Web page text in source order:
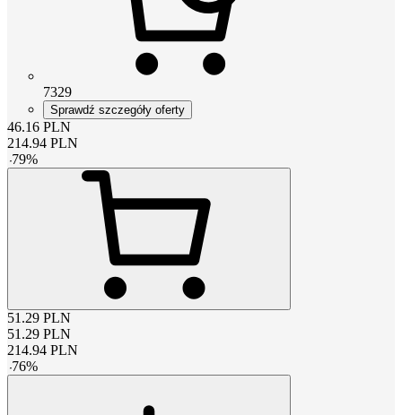
7329
Sprawdź szczegóły oferty
46.16 PLN
214.94 PLN
-79%
51.29 PLN
51.29 PLN
214.94 PLN
-76%